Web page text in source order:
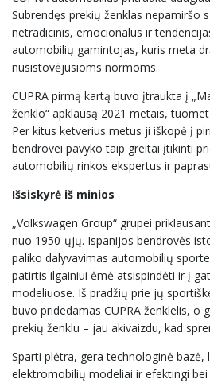
Subrendęs prekių ženklas nepamiršo
netradicinis, emocionalus ir
automobilių gamintojas, kuris meta
nusistovėjusioms normoms.
CUPRA pirmą kartą buvo įtraukta į
ženklo“ apklausą 2021 metais,
Per kitus ketverius metus ji iškopė į
bendrovei pavyko taip greitai įtikinti
automobilių rinkos ekspertus ir
Išsiskyrė iš minios
„Volkswagen Group“ grupei
nuo 1950-ųjų. Ispanijos bendrovės
paliko dalyvavimas automobilių
patirtis ilgainiui ėmė atsispindėti ir į
modeliuose. Iš pradžių prie jų
buvo pridedamas CUPRA ženklelis, o
prekių ženklu – jau akivaizdu, kad
Sparti plėtra, gera technologinė
elektromobilių modeliai ir efektingi